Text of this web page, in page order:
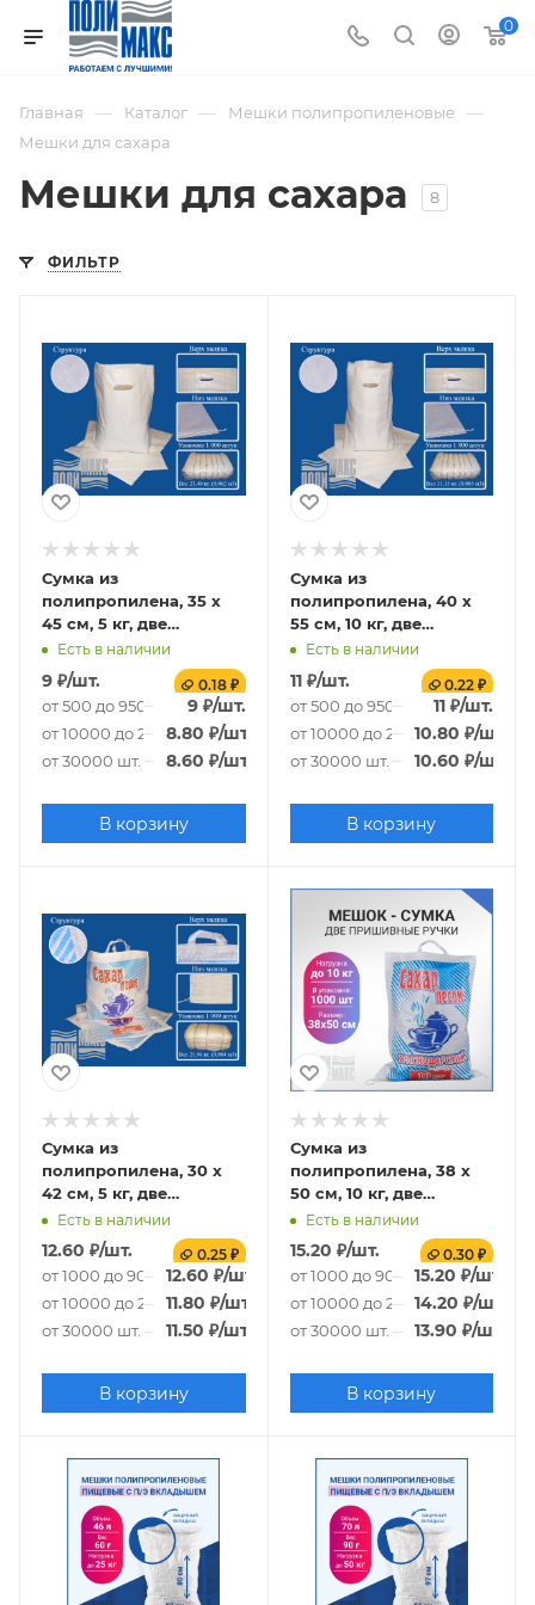
0
Главная — Каталог — Мешки полипропиленовые —
Мешки для сахара
Мешки для сахара 8
ФИЛЬТР
Сумка из
полипропилена, 35 х
45 см, 5 кг, две
прорубные ручки,
белый
Есть в наличии
9 ₽/шт. 0.18 ₽
от 500 до 9500 шт. 9₽/шт.
от 10000 до 29500 шт.
8.80 ₽/шт.
от 30000 шт. 8.60 ₽/шт.
В корзину
Сумка из
полипропилена, 40 х
55 см, 10 кг, две
прорубные ручки,
белый
Есть в наличии
11₽/шт. 0.22 ₽
от 500 до 9500 шт. 11 ₽/шт.
от 10000 до 29500 шт.
10.80 ₽/шт.
от 30000 шт. 10.60 ₽/шт.
В корзину
Сумка из
полипропилена, 30 х
42 см, 5 кг, две
пришивные ручки
(лого 116-2)
Есть в наличии
12.60 ₽/шт. 0.25 ₽
от 1000 до 9000 шт.
12.60 ₽/шт.
от 10000 до 29000 шт.
11.80 ₽/шт.
от 30000 шт. 11.50 ₽/шт.
В корзину
Сумка из
полипропилена, 38 х
50 см, 10 кг, две
пришивные ручки
(лого 126-3)
Есть в наличии
15.20 ₽/шт. 0.30 ₽
от 1000 до 9000 шт.
15.20 ₽/шт.
от 10000 до 29000 шт.
14.20 ₽/шт.
от 30000 шт. 13.90 ₽/шт.
В корзину